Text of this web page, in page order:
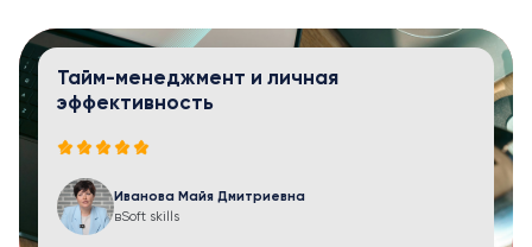
Тайм-менеджмент и личная
эффективность
Иванова Майя Дмитриевна
вSoft skills